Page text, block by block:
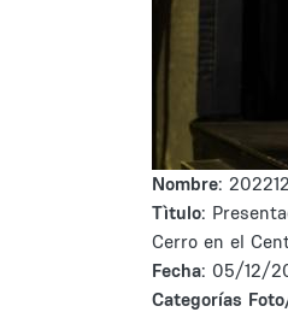
Nombre:
Tìtulo:
Cerro en el
Fecha: 05/12/
Categorías